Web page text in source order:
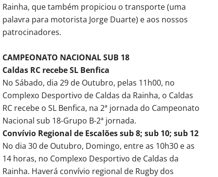
Rainha, que também propiciou o transporte (uma
palavra para motorista Jorge Duarte) e aos nossos
patrocinadores.
CAMPEONATO NACIONAL SUB 18
Caldas RC recebe SL Benfica
No Sábado, dia 29 de Outubro, pelas 11h00, no
Complexo Desportivo de Caldas da Rainha, o Caldas
RC recebe o SL Benfica, na 2ª jornada do Campeonato
Nacional sub 18-Grupo B-2ª jornada.
Convívio Regional de Escalões sub 8; sub 10; sub 12
No dia 30 de Outubro, Domingo, entre as 10h30 e as
14 horas, no Complexo Desportivo de Caldas da
Rainha. Haverá convívio regional de Rugby dos